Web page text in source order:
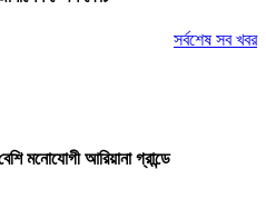
সর্বশেষ সব খবর
মনোযোগী আরিয়ানা গ্রান্ডে